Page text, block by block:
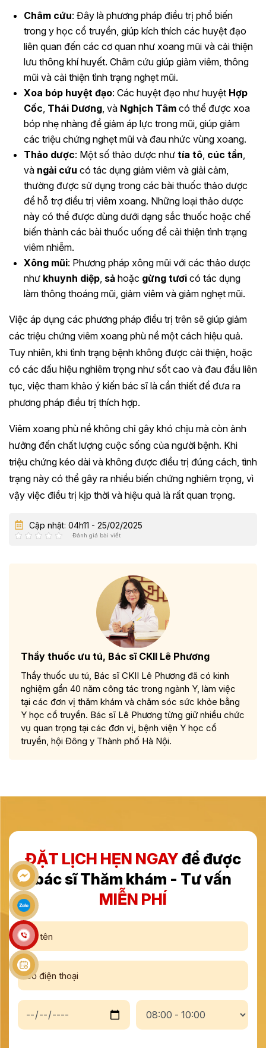
Châm cứu: Đây là phương pháp điều trị phổ biến
trong y học cổ truyền, giúp kích thích các huyệt đạo
liên quan đến các cơ quan như xoang mũi và cải thiện
lưu thông khí huyết. Châm cứu giúp giảm viêm, thông
mũi và cải thiện tình trạng nghẹt mũi.
Xoa bóp huyệt đạo: Các huyệt đạo như huyệt Hợp
Cốc, Thái Dương, và Nghịch Tâm có thể được xoa
bóp nhẹ nhàng để giảm áp lực trong mũi, giúp giảm
các triệu chứng nghẹt mũi và đau nhức vùng xoang.
Thảo dược: Một số thảo dược như tía tô, cúc tần,
và ngải cứu có tác dụng giảm viêm và giải cảm,
thường được sử dụng trong các bài thuốc thảo dược
để hỗ trợ điều trị viêm xoang. Những loại thảo dược
này có thể được dùng dưới dạng sắc thuốc hoặc chế
biến thành các bài thuốc uống để cải thiện tình trạng
viêm nhiễm.
Xông mũi: Phương pháp xông mũi với các thảo dược
như khuynh diệp, sả hoặc gừng tươi có tác dụng
làm thông thoáng mũi, giảm viêm và giảm nghẹt mũi.
Việc áp dụng các phương pháp điều trị trên sẽ giúp giảm
các triệu chứng viêm xoang phù nề một cách hiệu quả.
Tuy nhiên, khi tình trạng bệnh không được cải thiện, hoặc
có các dấu hiệu nghiêm trọng như sốt cao và đau đầu liên
tục, việc tham khảo ý kiến bác sĩ là cần thiết để đưa ra
phương pháp điều trị thích hợp.
Viêm xoang phù nề không chỉ gây khó chịu mà còn ảnh
hưởng đến chất lượng cuộc sống của người bệnh. Khi
triệu chứng kéo dài và không được điều trị đúng cách, tình
trạng này có thể gây ra nhiều biến chứng nghiêm trọng, vì
vậy việc điều trị kịp thời và hiệu quả là rất quan trọng.
Cập nhật: 04h11 - 25/02/2025
Đánh giá bài viết
Thầy thuốc ưu tú, Bác sĩ CKII Lê Phương
Thầy thuốc ưu tú, Bác sĩ CKII Lê Phương đã có kinh
nghiệm gần 40 năm công tác trong ngành Y, làm việc
tại các đơn vị thăm khám và chăm sóc sức khỏe bằng
Y học cổ truyền. Bác sĩ Lê Phương từng giữ nhiều chức
vụ quan trọng tại các đơn vị, bệnh viện Y học cổ
truyền, hội Đông y Thành phố Hà Nội.
ĐẶT LỊCH HẸN NGAYđể được
bác sĩ Thăm khám - Tư vấn
MIỄN PHÍ